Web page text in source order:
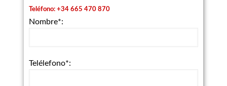
Teléfono:+34 665 470 870
Nombre*:
Telélefono*: